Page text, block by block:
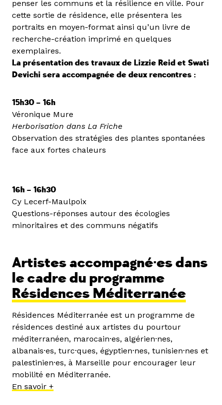
penser les communs et la résilience en ville. Pour
cette sortie de résidence, elle présentera les
portraits en moyen-format ainsi qu’un livre de
recherche-création imprimé en quelques
exemplaires.
La présentation des travaux de Lizzie Reid et Swati
Devichi sera accompagnée de deux rencontres :
15h30 – 16h
Véronique Mure
Herborisation dans La Friche
Observation des stratégies des plantes spontanées
face aux fortes chaleurs
16h – 16h30
Cy Lecerf-Maulpoix
Questions-réponses autour des écologies
minoritaires et des communs négatifs
Artistes accompagné·es dans
le cadre du programme
Résidences Méditerranée
Résidences Méditerranée est un programme de
résidences destiné aux artistes du pourtour
méditerranéen, marocain·es, algérien·nes,
albanais·es, turc·ques, égyptien·nes, tunisien·nes et
palestinien·es, à Marseille pour encourager leur
mobilité en Méditerranée.
En savoir +